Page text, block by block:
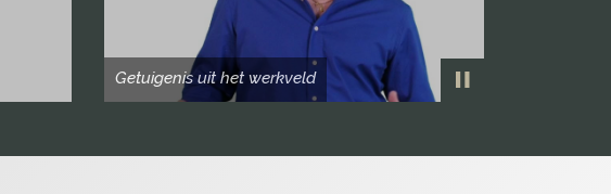
Getuigenis uit het werkveld